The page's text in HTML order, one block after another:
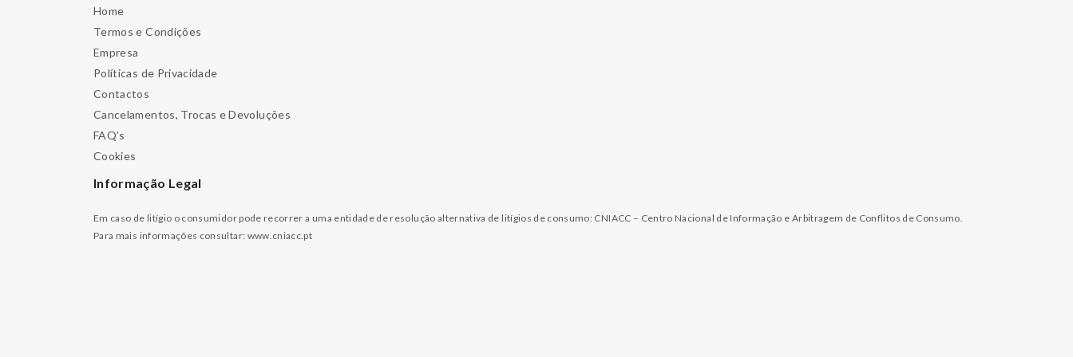
Home
Termos e Condições
Empresa
Políticas de Privacidade
Contactos
Cancelamentos, Trocas e Devoluções
FAQ’s
Cookies
Informação Legal
Em caso de litígio o consumidor pode recorrer a uma entidade de resolução alternativa de litígios de consumo: CNIACC – Centro Nacional de Informação e Arbitragem de Conflitos de Consumo.
Para mais informações consultar: www.cniacc.pt